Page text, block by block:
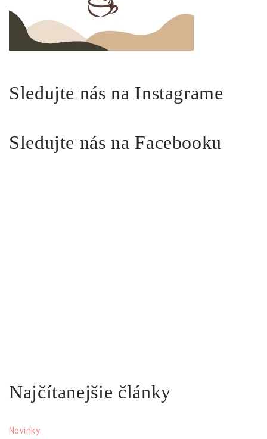
Sledujte nás na Instagrame
Sledujte nás na Facebooku
Najčítanejšie články
Novinky